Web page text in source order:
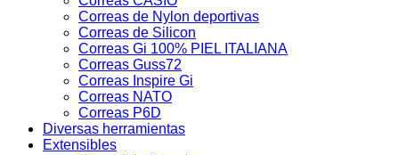
Correas de Nylon deportivas
Correas de Silicon
Correas Gi 100% PIEL ITALIANA
Correas Guss72
Correas Inspire Gi
Correas NATO
Correas P6D
Diversas herramientas
Extensibles